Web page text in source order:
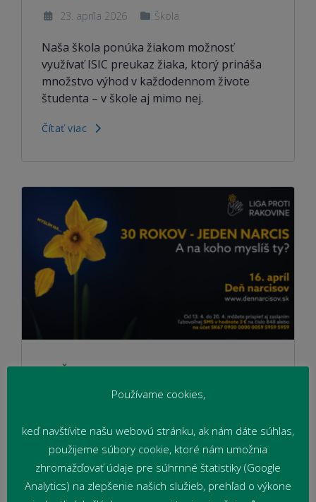
23. apríla 2026 Škola
Naša škola ponúka žiakom možnosť
využívať ISIC preukaz žiaka, ktorý prináša
množstvo výhod v každodennom živote
študenta – v škole aj mimo nej.
Čítať viac
DEŇ NARCISOV 2026 (PREVaPRIM)
19. apríla 2026 Akcie a exkurzie
Dňa 16. apríla 2026 sa konala na celom
Slovensku zbierka s názvom Deň narcisov.
Používame cookies,
keď navštívite našu webovú stránku, ak nám dáte súhlas,
použijeme súbory cookie, ktoré nám umožnia
zhromažďovať údaje pre súhrnné štatistiky (Google
Analytics) na zlepšenie našich služieb, prehľad o výkone